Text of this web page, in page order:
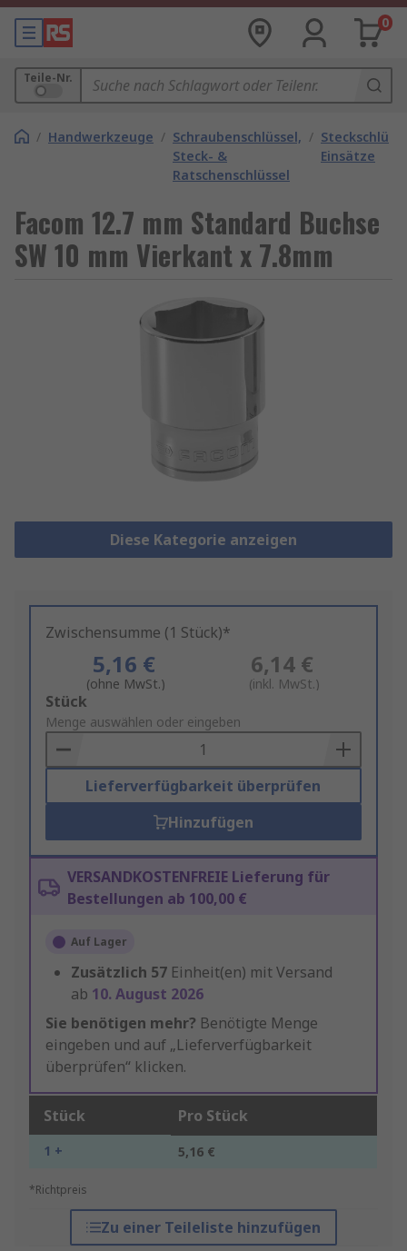
0
Teile-Nr.
/ Handwerkzeuge / Schraubenschlüssel,
Steck- &
Ratschenschlüssel
/
Einsätze
Facom 12.7 mm Standard Buchse
SW 10 mm Vierkant x 7.8mm
Diese Kategorie anzeigen
Zwischensumme (1 Stück)*
5,16 €
(ohne MwSt.)
6,14 €
(inkl. MwSt.)
Add
to
Basket
Stück
Menge auswählen oder eingeben
Lieferverfügbarkeit überprüfen
Hinzufügen
VERSANDKOSTENFREIE Lieferung für
Bestellungen ab 100,00 €
Auf Lager
Zusätzlich 57 Einheit(en) mit Versand
ab 10. August 2026
Sie benötigen mehr? Benötigte Menge
eingeben und auf „Lieferverfügbarkeit
überprüfen“ klicken.
Stück Pro Stück
1 + 5,16 €
*Richtpreis
Zu einer Teileliste hinzufügen